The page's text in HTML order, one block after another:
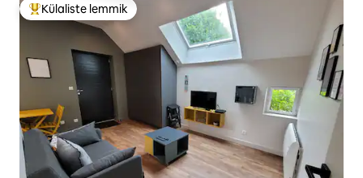
Külaliste suur lemmik
Külaliste lemmik